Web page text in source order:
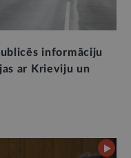
informāciju
ar Krieviju un